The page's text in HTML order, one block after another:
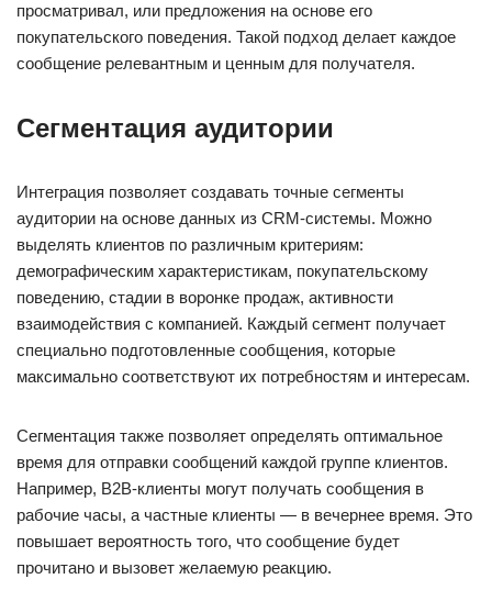
просматривал, или предложения на основе его
покупательского поведения. Такой подход делает каждое
сообщение релевантным и ценным для получателя.
Сегментация аудитории
Интеграция позволяет создавать точные сегменты
аудитории на основе данных из CRM-системы. Можно
выделять клиентов по различным критериям:
демографическим характеристикам, покупательскому
поведению, стадии в воронке продаж, активности
взаимодействия с компанией. Каждый сегмент получает
специально подготовленные сообщения, которые
максимально соответствуют их потребностям и интересам.
Сегментация также позволяет определять оптимальное
время для отправки сообщений каждой группе клиентов.
Например, B2B-клиенты могут получать сообщения в
рабочие часы, а частные клиенты — в вечернее время. Это
повышает вероятность того, что сообщение будет
прочитано и вызовет желаемую реакцию.